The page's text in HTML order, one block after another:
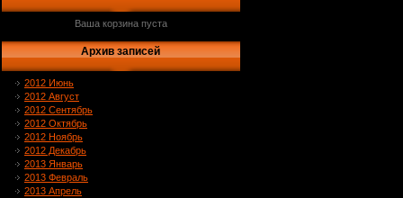
Ваша корзина пуста
Архив записей
2012 Июнь
2012 Август
2012 Сентябрь
2012 Октябрь
2012 Ноябрь
2012 Декабрь
2013 Январь
2013 Февраль
2013 Апрель